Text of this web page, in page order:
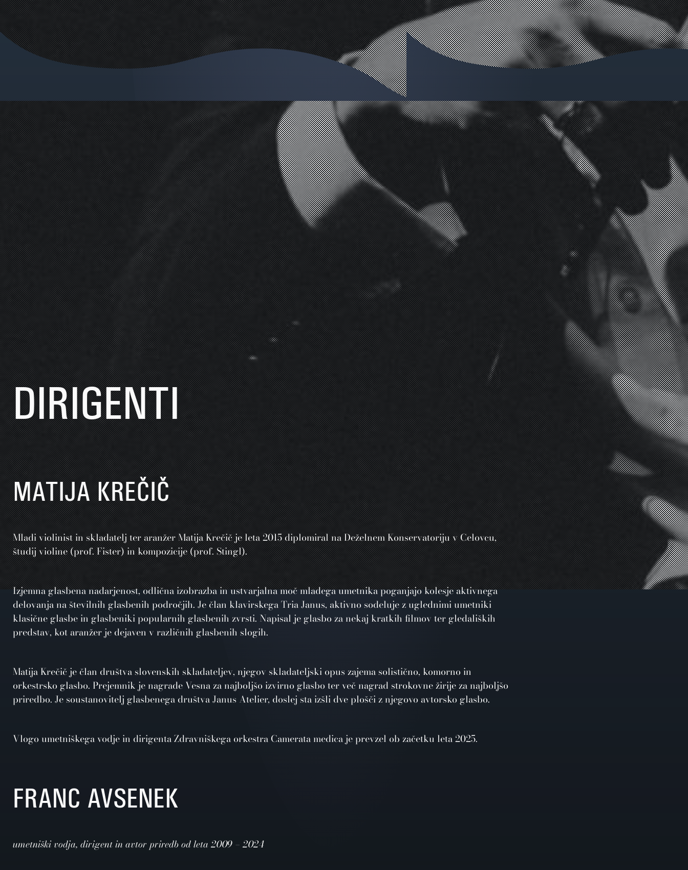
DIRIGENTI
MATIJA KREČIČ
Mladi violinist in skladatelj ter aranžer Matija Krečič je leta 2015 diplomiral na Deželnem Konservatoriju v Celovcu,
študij violine (prof. Fister) in kompozicije (prof. Stingl).
Izjemna glasbena nadarjenost, odlična izobrazba in ustvarjalna moč mladega umetnika poganjajo kolesje aktivnega
delovanja na številnih glasbenih področjih. Je član klavirskega Tria Janus, aktivno sodeluje z uglednimi umetniki
klasične glasbe in glasbeniki popularnih glasbenih zvrsti. Napisal je glasbo za nekaj kratkih filmov ter gledaliških
predstav, kot aranžer je dejaven v različnih glasbenih slogih.
Matija Krečič je član društva slovenskih skladateljev, njegov skladateljski opus zajema solistično, komorno in
orkestrsko glasbo. Prejemnik je nagrade Vesna za najboljšo izvirno glasbo ter več nagrad strokovne žirije za najboljšo
priredbo. Je soustanovitelj glasbenega društva Janus Atelier, doslej sta izšli dve plošči z njegovo avtorsko glasbo.
Vlogo umetniškega vodje in dirigenta Zdravniškega orkestra Camerata medica je prevzel ob začetku leta 2025.
FRANC AVSENEK
umetniški vodja, dirigent in avtor priredb od leta 2009 – 2024